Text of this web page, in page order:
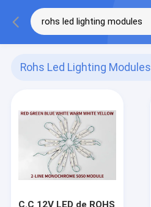
Rohs Led Lighting Modules
C.C 12V LED de ROHS